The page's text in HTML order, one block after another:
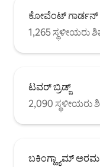
ಕೋವೆಂಟ್ ಗಾರ್ಡನ್
1,265 ಸ್ಥಳೀಯರು
ಟವರ್ ಬ್ರಿಡ್ಜ್
2,090 ಸ್ಥಳೀಯರು
ಬಕಿಂಗ್ಹ್ಯಾಮ್